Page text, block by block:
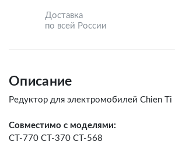
Доставка
по всей России
Описание
Редуктор для электромобилей Chien Ti
Совместимо с моделями:
CT-770 CT-370 CT-568